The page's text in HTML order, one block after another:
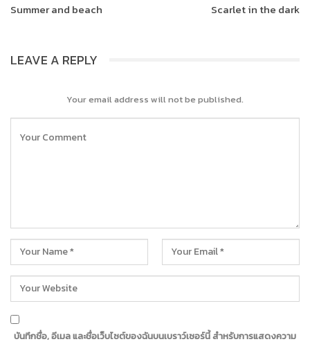
Summer and beach Scarlet in the dark
LEAVE A REPLY
Your email address will not be published.
บันทึกชื่อ, อีเมล และชื่อเว็บไซต์ของฉันบนเบราว์เซอร์นี้ สำหรับการแสดงความ